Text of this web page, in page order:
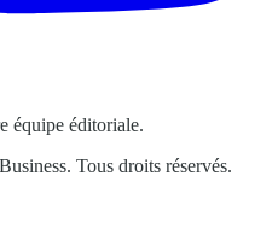
équipe éditoriale.
Tous droits réservés.